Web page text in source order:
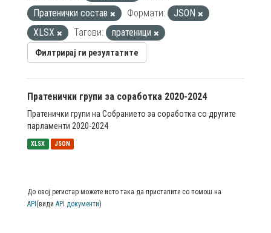
Пратенички состав
Формати:
JSON
XLSX
Тагови: пратеници
Филтрирај ги резултатите
Пратенички групи за соработка 2020-2024
Пратенички групи на Собранието за соработка со другите
парламенти 2020-2024
XLSX JSON
До овој регистар можете исто така да пристапите со помош на
API (види API документи)